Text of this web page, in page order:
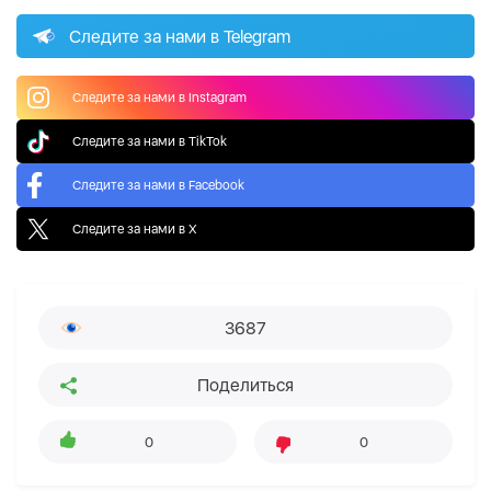
Следите за нами в Telegram
Следите за нами в Instagram
Следите за нами в TikTok
Следите за нами в Facebook
Следите за нами в X
3687
Поделиться
0 0